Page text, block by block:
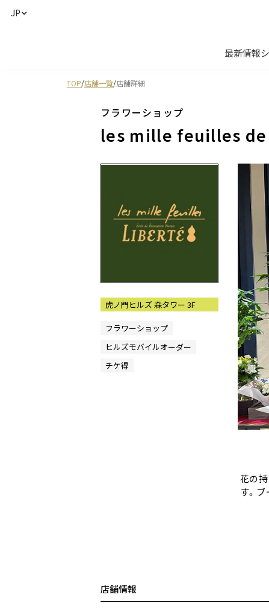
JP
最新情報
TOP/店舗一覧/店舗詳細
フラワーショップ
les mille feuilles
虎ノ門ヒルズ 森タワー 3F
フラワーショップ
ヒルズモバイルオーダー
チケ得
花の
す。
店舗情報